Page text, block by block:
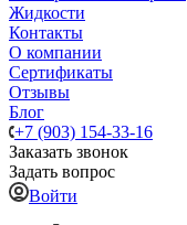
Жидкости
Контакты
О компании
Сертификаты
Отзывы
Блог
+7 (903) 154-33-16
Заказать звонок
Задать вопрос
Войти